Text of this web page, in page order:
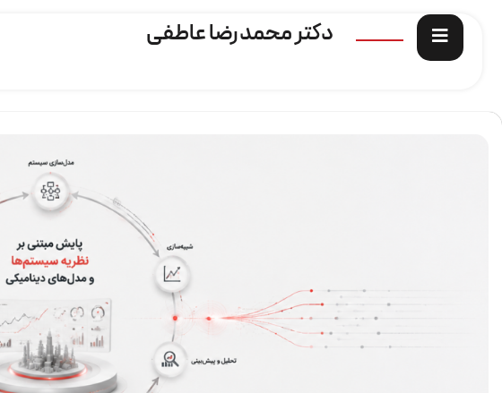
دکتر محمدرضا عاطفی